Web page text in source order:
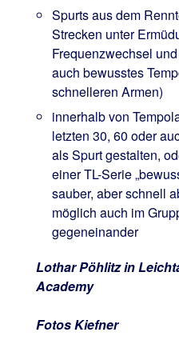
Spurts aus dem
Strecken unter
Frequenzwechsel
auch bewusstes
schnelleren Armen)
innerhalb von
letzten 30, 60 oder
als Spurt gestalten,
einer TL-Serie
sauber, aber schnell
möglich auch im
gegeneinander
Lothar Pöhlitz in
Academy
Fotos Kiefner